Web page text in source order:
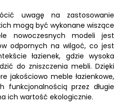
uwagę na zastosowanie
mogą być wykonane wiszące
nowoczesnych modeli jest
odpornych na wilgoć, co jest
łazienek, gdzie wysoka
do zniszczenia mebli. Dzięki
jakościowo meble łazienkowe,
przez długie
ich wartość ekologicznie.